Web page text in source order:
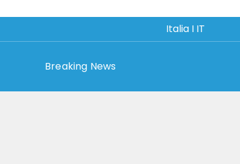
Italia I IT
Breaking News